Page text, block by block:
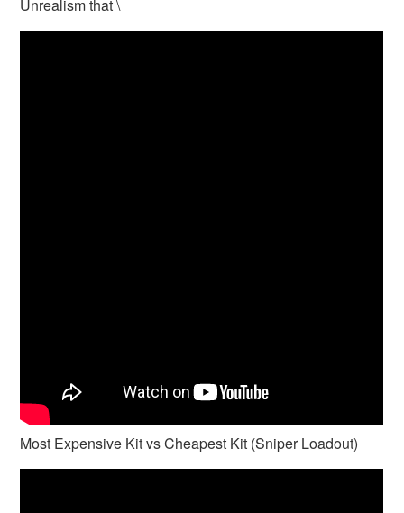
Unrealism that \
Most Expensive Kit vs Cheapest Kit (Sniper Loadout)